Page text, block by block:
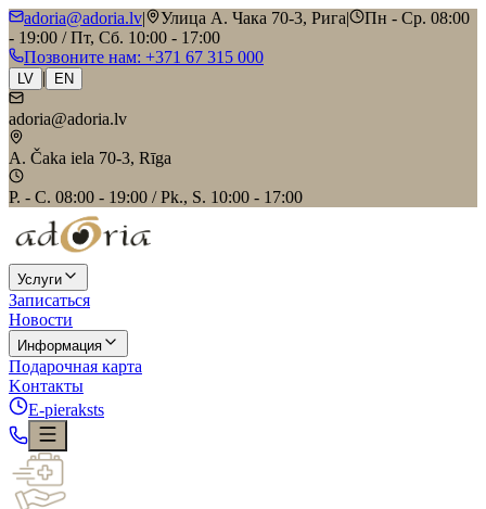
adoria@adoria.lv| Улица А. Чака 70-3, Рига|
Пн - Ср. 08:00
- 19:00 / Пт, Сб. 10:00 - 17:00
Позвоните нам: +371 67 315 000
LV | EN
adoria@adoria.lv
A. Čaka iela 70-3, Rīga
P. - C. 08:00 - 19:00 / Pk., S. 10:00 - 17:00
Услуги
Записаться
Новости
Информация
Подарочная карта
Kонтакты
E-pieraksts